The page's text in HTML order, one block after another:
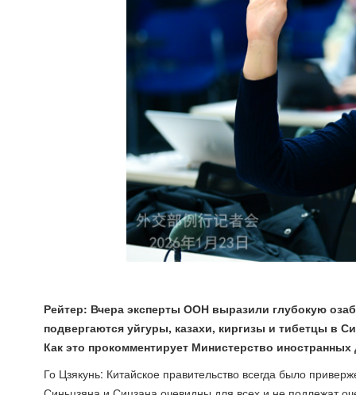
Рейтер: Вчера эксперты ООН выразили глубокую
подвергаются уйгуры, казахи, киргизы и тибетцы в
Как это прокомментирует Министерство иностранных
Го Цзякунь: Китайское правительство всегда было